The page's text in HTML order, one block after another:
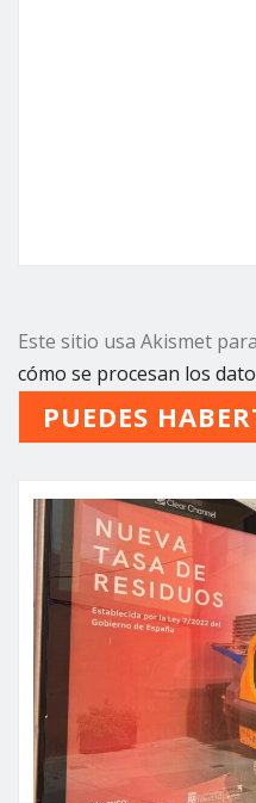
Este sitio usa Akismet
cómo se procesan los
PUEDES